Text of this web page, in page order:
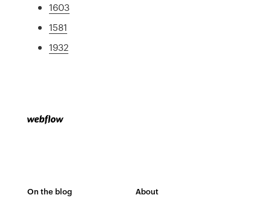
1603
1581
1932
On the blog About